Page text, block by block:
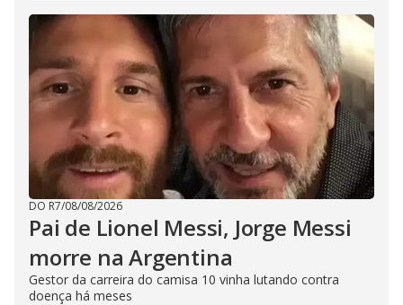
DO R7/08/08/2026
Pai de Lionel Messi, Jorge Messi
morre na Argentina
Gestor da carreira do camisa 10 vinha lutando contra
doença há meses